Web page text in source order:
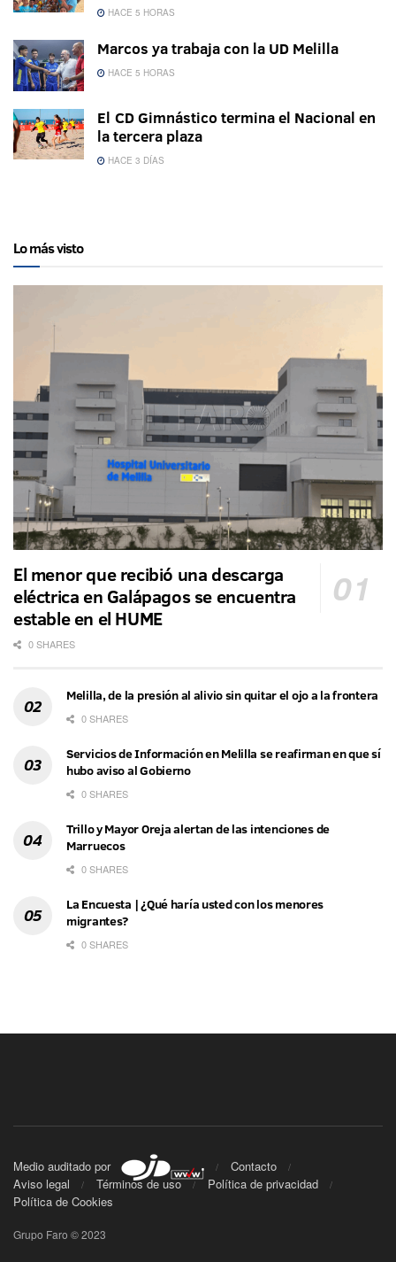
HACE 5 HORAS
Marcos ya trabaja con la UD Melilla
HACE 5 HORAS
El CD Gimnástico termina el Nacional en
la tercera plaza
HACE 3 DÍAS
Lo más visto
El menor que recibió una descarga
eléctrica en Galápagos se encuentra
estable en el HUME
0 SHARES
Melilla, de la presión al alivio sin quitar el ojo a la frontera
0 SHARES
Servicios de Información en Melilla se reafirman en que sí
hubo aviso al Gobierno
0 SHARES
Trillo y Mayor Oreja alertan de las intenciones de
Marruecos
0 SHARES
La Encuesta | ¿Qué haría usted con los menores
migrantes?
0 SHARES
Medio auditado por
Contacto
Aviso legal
Términos de uso
Política de privacidad
Política de Cookies
Grupo Faro © 2023